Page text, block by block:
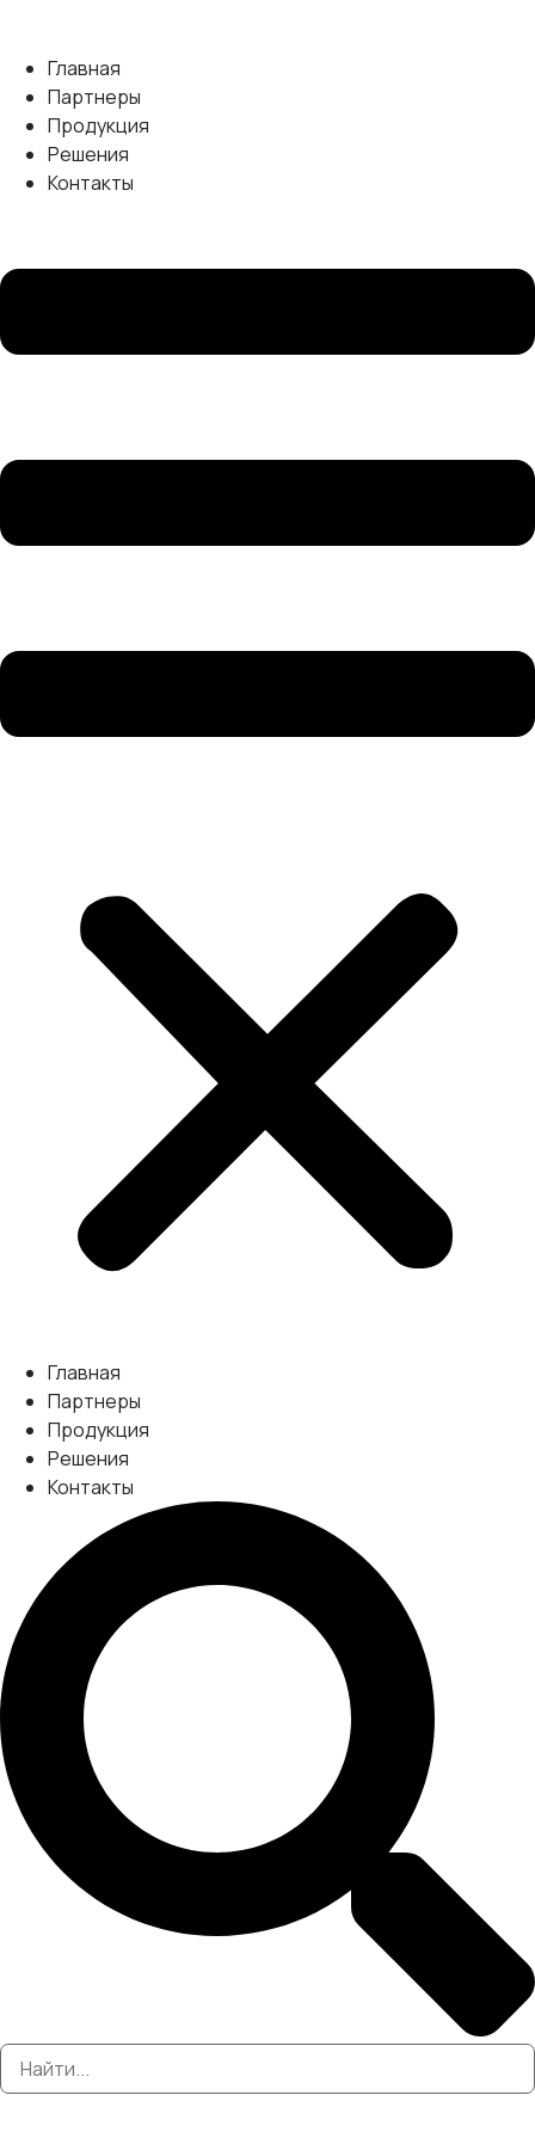
Главная
Партнеры
Продукция
Решения
Контакты
Главная
Партнеры
Продукция
Решения
Контакты